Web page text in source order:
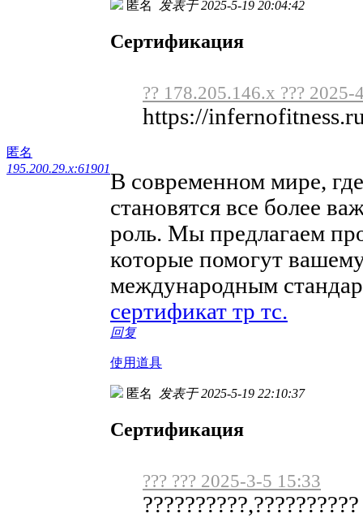
匿名
195.200.29.x:61901
匿名 发表于 2025-5-19 20:04:42
Сертификация
?? 178.205.146.x ??? 2025-
https://
В современном мире,
становятся все более
роль. Мы предлагаем
которые помогут
международным
сертификат тр тс.
回复
使用道具
匿名 发表于 2025-5-19 22:10:37
Сертификация
??? ??? 2025-3-5 15:33
??????????,??????????